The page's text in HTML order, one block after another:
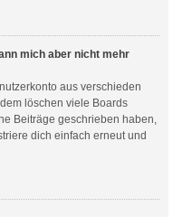
mich aber nicht mehr
aus verschieden
löschen viele Boards
Beiträge geschrieben haben,
dich einfach erneut und